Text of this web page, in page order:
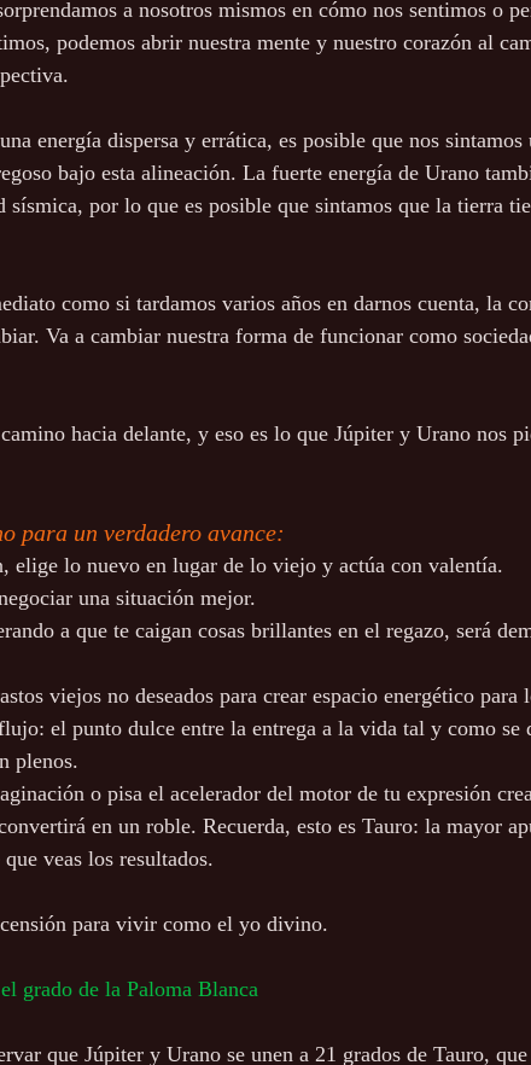
a nosotros mismos en cómo nos sentimos o
podemos abrir nuestra mente y nuestro corazón al
energía dispersa y errática, es posible que nos sintamos
bajo esta alineación. La fuerte energía de Urano
sísmica, por lo que es posible que sintamos que la tierra
como si tardamos varios años en darnos cuenta, la
Va a cambiar nuestra forma de funcionar como
hacia delante, y eso es lo que Júpiter y Urano nos
para un verdadero avance:
elige lo nuevo en lugar de lo viejo y actúa con valentía.
una situación mejor.
a que te caigan cosas brillantes en el regazo, será
viejos no deseados para crear espacio energético para
el punto dulce entre la entrega a la vida tal y como se
plenos.
o pisa el acelerador del motor de tu expresión
en un roble. Recuerda, esto es Tauro: la mayor
veas los resultados.
para vivir como el yo divino.
grado de la Paloma Blanca
que Júpiter y Urano se unen a 21 grados de Tauro,